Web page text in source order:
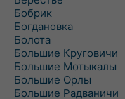
Бобрик
Богдановка
Болота
Большие Круговичи
Большие Мотыкалы
Большие Орлы
Большие Радваничи